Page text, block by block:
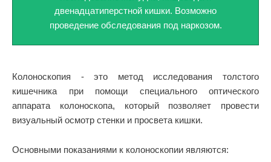
двенадцатиперстной кишки. Возможно
проведение обследования под наркозом.
Колоноскопия - это метод исследования толстого
кишечника при помощи специального оптического
аппарата колоноскопа, который позволяет провести
визуальный осмотр стенки и просвета кишки.
Основными показаниями к колоноскопии являются: